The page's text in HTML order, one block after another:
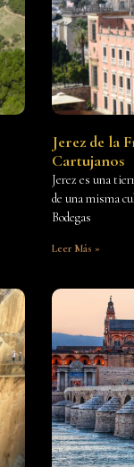
Jerez de la
Cartujanos
Jerez es una
de una misma
Bodegas
Leer Más »